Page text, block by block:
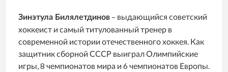
Зинэтула Билялетдинов – выдающийся советский
хоккеист и самый титулованный тренер в
современной истории отечественного хоккея. Как
защитник сборной СССР выиграл Олимпийские
игры, 8 чемпионатов мира и 6 чемпионатов Европы.